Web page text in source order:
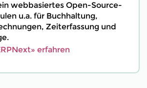
webbasiertes Open-Source-
u.a. für Buchhaltung,
Zeiterfassung und
erfahren